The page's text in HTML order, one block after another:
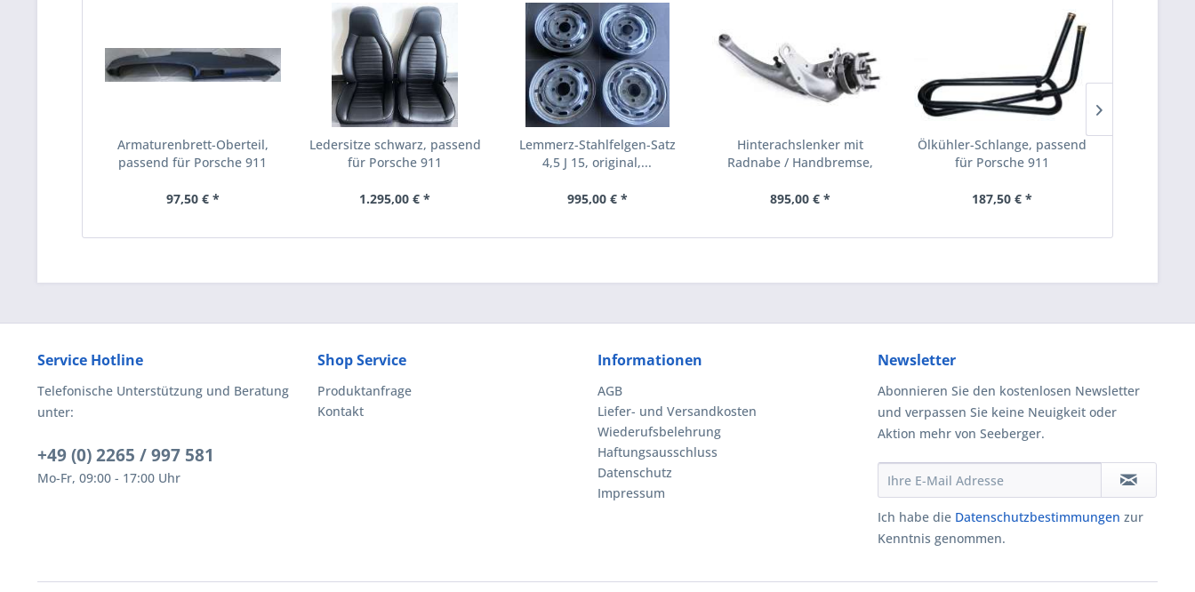
Armaturenbrett-Oberteil,
passend für Porsche 911
97,50 € *
Ledersitze schwarz, passend
für Porsche 911
1.295,00 € *
Lemmerz-Stahlfelgen-Satz
4,5 J 15, original,...
995,00 € *
Hinterachslenker mit
Radnabe / Handbremse,
895,00 € *
Ölkühler-Schlange, passend
für Porsche 911
187,50 € *
Service Hotline
Telefonische Unterstützung und Beratung
unter:
+49 (0) 2265 / 997 581
Mo-Fr, 09:00 - 17:00 Uhr
Shop Service
Produktanfrage
Kontakt
Informationen
AGB
Liefer- und Versandkosten
Wiederufsbelehrung
Haftungsausschluss
Datenschutz
Impressum
Newsletter
Abonnieren Sie den kostenlosen Newsletter
und verpassen Sie keine Neuigkeit oder
Aktion mehr von Seeberger.
Ich habe die Datenschutzbestimmungen zur
Kenntnis genommen.